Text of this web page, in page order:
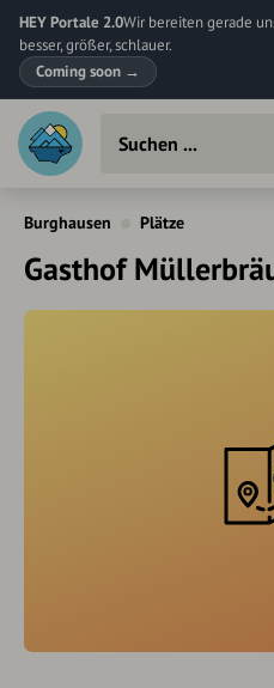
HEY Portale 2.0Wir bereiten gerade
besser, größer, schlauer.
Coming soon →
Burghausen Plätze
Gasthof